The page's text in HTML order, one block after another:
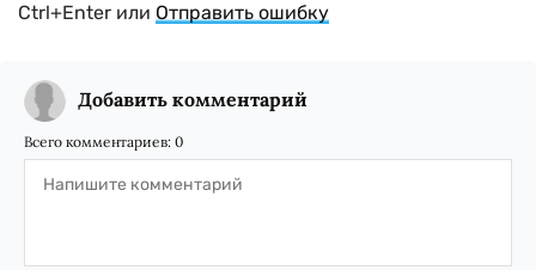
Ctrl+Enter или Отправить ошибку
Добавить комментарий
Всего комментариев: 0